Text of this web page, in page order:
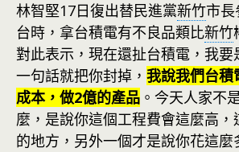
林智堅17日復出替民進黨新竹市
台時，拿台積電有不良品類比新竹
對此表示，現在還扯台積電，我要
一句話就把你封掉， 我說我們台積
成本，做2億的產品 。今天人家不
麼，是說你這個工程費會這麼高
的地方，另外一個才是說你花這麼